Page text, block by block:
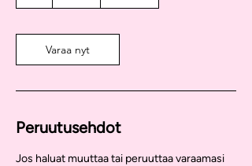
Varaa nyt
Peruutusehdot
Jos haluat muuttaa tai peruuttaa varaamasi